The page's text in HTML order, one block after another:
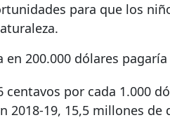
para que los
en 200.000 dólares
centavos por cada 1.000
2018-19, 15,5 millones de